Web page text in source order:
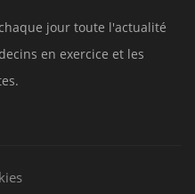
jour toute l'actualité
en exercice et les